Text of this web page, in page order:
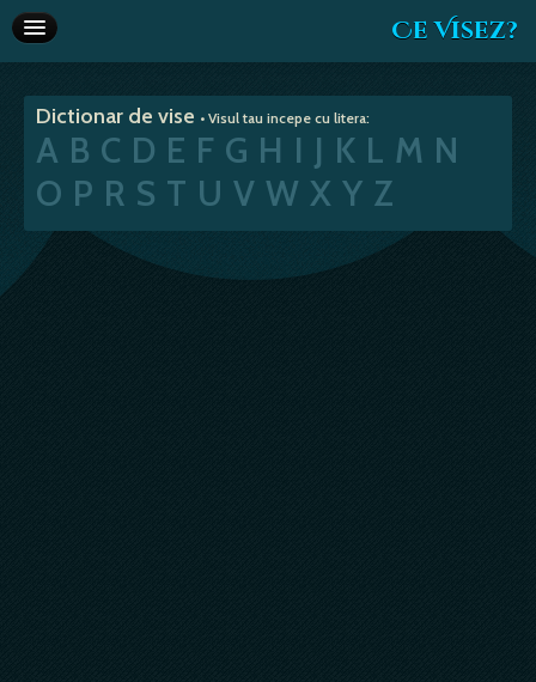
Ce Visez?
Interpretare vise
Articole
Va recomandam
Dictionar de vise • Visul tau incepe cu litera:
A B C D E F G H I J K L M N
O P R S T U V W X Y Z